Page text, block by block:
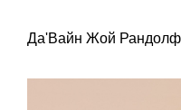
Да'Вайн Жой